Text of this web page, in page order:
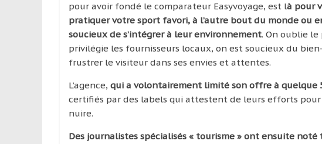
pour avoir fondé le comparateur Easyvoyage, est là pour
pratiquer votre sport favori, à l’autre bout du monde ou
soucieux de s’intégrer à leur environnement. On oublie
privilégie les fournisseurs locaux, on est soucieux du
frustrer le visiteur dans ses envies et attentes.
L’agence, qui a volontairement limité son offre à quelque
certifiés par des labels qui attestent de leurs efforts pour
nuire.
Des journalistes spécialisés « tourisme » ont ensuite